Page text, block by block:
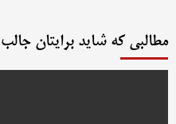
مطالبی که شاید برایتان